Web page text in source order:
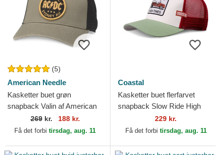
(5)
American Needle
Kasketter buet grøn
snapback Valin af American
269kr. 188 kr.
Få det forbi tirsdag, aug. 11
Coastal
Kasketter buet flerfarvet
snapback Slow Ride High
Times HFT af Coastal
229 kr.
Få det forbi tirsdag, aug. 11